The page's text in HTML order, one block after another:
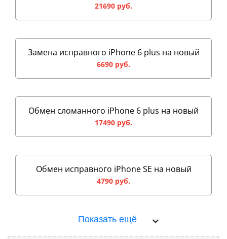
21690 руб.
Замена исправного iPhone 6 plus на новый
6690 руб.
Обмен сломанного iPhone 6 plus на новый
17490 руб.
Обмен исправного iPhone SE на новый
4790 руб.
Показать ещё